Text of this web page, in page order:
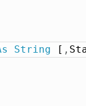
String [ ,